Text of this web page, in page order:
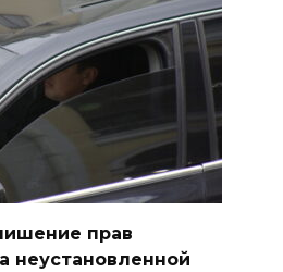
прав
неустановленной